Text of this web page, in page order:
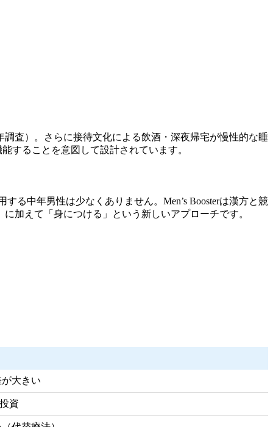
査）。さらに接待文化による飲酒・深夜帰宅が慢性的な睡
することを意図して設計されています。
る中年男性は少なくありません。Men’s Boosterは漢方と競
加えて「身につける」という新しいアプローチです。
大きい
資